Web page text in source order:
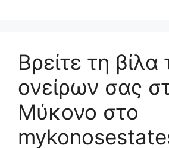
Βρείτε τη βίλα
ονείρων σας
Μύκονο στο